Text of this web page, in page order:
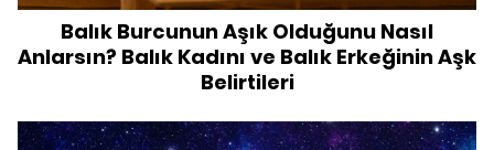
Balık Burcunun Aşık Olduğunu Nasıl
Anlarsın? Balık Kadını ve Balık Erkeğinin Aşk
Belirtileri